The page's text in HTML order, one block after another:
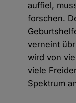
auffiel,
forschen.
verneint
wird von
viele
Spektrum